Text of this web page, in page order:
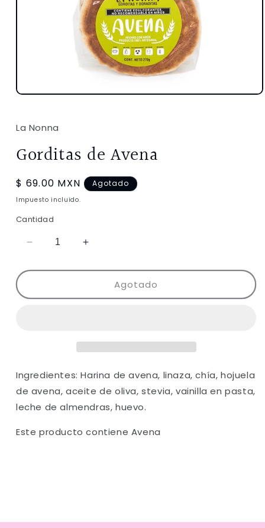
Abrir
1
en
ventana
modal
La Nonna
Gorditas de Avena
Precio
habitual
$ 69.00 MXN Agotado
Impuesto incluido.
Cantidad
Reducir
para
de
Aumentar
para
Gorditas
de
Agotado
Ingredientes: Harina de avena, linaza, chía, hojuela
de avena, aceite de oliva, stevia, vainilla en pasta,
leche de almendras, huevo.
Este producto contiene Avena